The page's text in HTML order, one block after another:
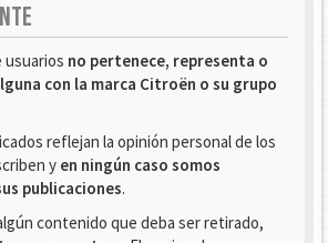
usuarios no pertenece, representa o
con la marca Citroën o su grupo
reflejan la opinión personal de los
y en ningún caso somos
publicaciones.
contenido que deba ser retirado,